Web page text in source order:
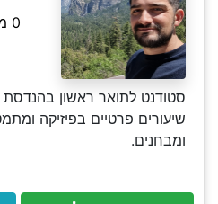
0 משובים
סטודנט לתואר ראשון בהנדסת
שיעורים פרטיים בפיזיקה
ומבחנים.